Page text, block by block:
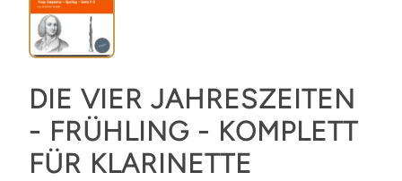
DIE VIER JAHRESZEITEN
- FRÜHLING - KOMPLETT
FÜR KLARINETTE